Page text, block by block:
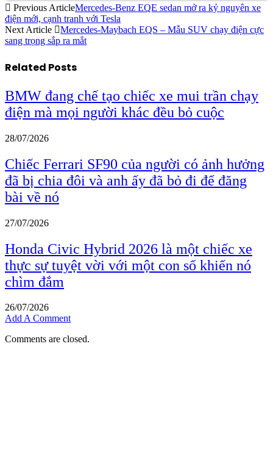
Previous ArticleMercedes-Benz EQE sedan mở ra kỷ nguyên xe
điện mới, cạnh tranh với Tesla
Next Article
Mercedes-Maybach EQS – Mẫu SUV chạy điện cực
sang trọng sắp ra mắt
Related Posts
BMW đang chế tạo chiếc xe mui trần chạy
điện mà mọi người khác đều bỏ cuộc
28/07/2026
Chiếc Ferrari SF90 của người có ảnh hưởng
đã bị chia đôi và anh ấy đã bỏ đi để đăng
bài về nó
27/07/2026
Honda Civic Hybrid 2026 là một chiếc xe
thực sự tuyệt vời với một con số khiến nó
chìm đắm
26/07/2026
Add A Comment
Comments are closed.